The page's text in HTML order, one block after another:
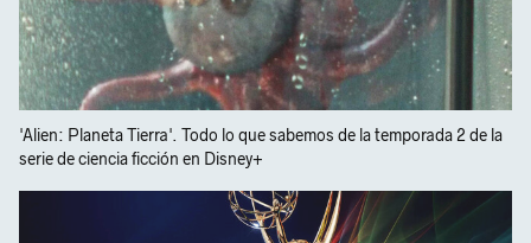
'Alien: Planeta Tierra'. Todo lo que sabemos de la temporada 2 de la
serie de ciencia ficción en Disney+